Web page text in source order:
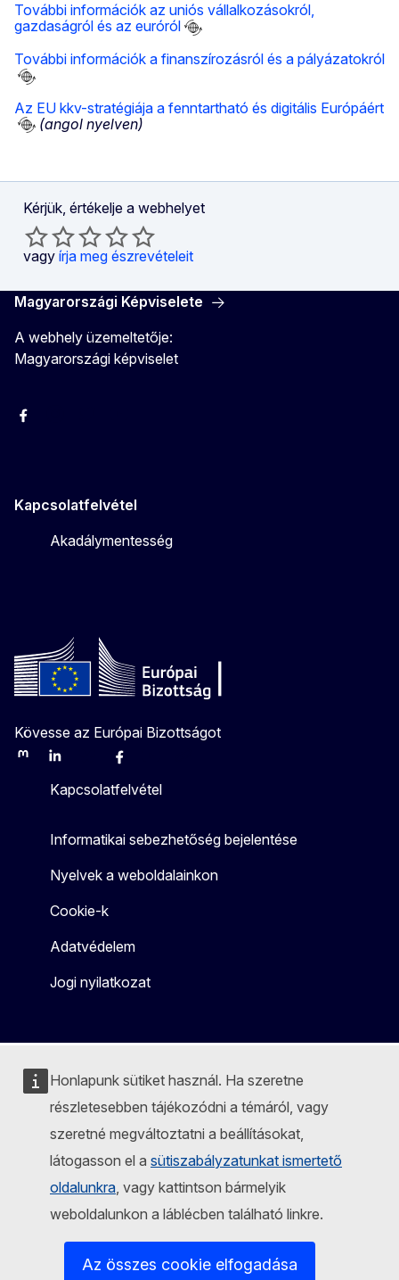
Honlapunk sütiket használ. Ha szeretne
részletesebben tájékozódni a témáról, vagy
szeretné megváltoztatni a beállításokat,
látogasson el a sütiszabályzatunkat ismertető
oldalunkra, vagy kattintson bármelyik
weboldalunkon a láblécben található linkre.
Az összes cookie elfogadása
További információk az uniós vállalkozásokról,
gazdaságról és az euróról
További információk a finanszírozásról és a pályázatokról
Az EU kkv-stratégiája a fenntartható és digitális Európáért
(angol nyelven)
Kérjük, értékelje a webhelyet
vagy írja meg észrevételeit
Magyarországi Képviselete
A webhely üzemeltetője:
Magyarországi képviselet
Facebook
Kapcsolatfelvétel
Akadálymentesség
Kövesse az Európai Bizottságot
MastodonLinkedInBlueskyFacebook
Kapcsolatfelvétel
Informatikai sebezhetőség bejelentése
Nyelvek a weboldalainkon
Cookie-k
Adatvédelem
Jogi nyilatkozat